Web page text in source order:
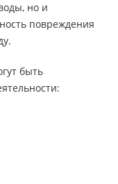
но и
повреждения
быть